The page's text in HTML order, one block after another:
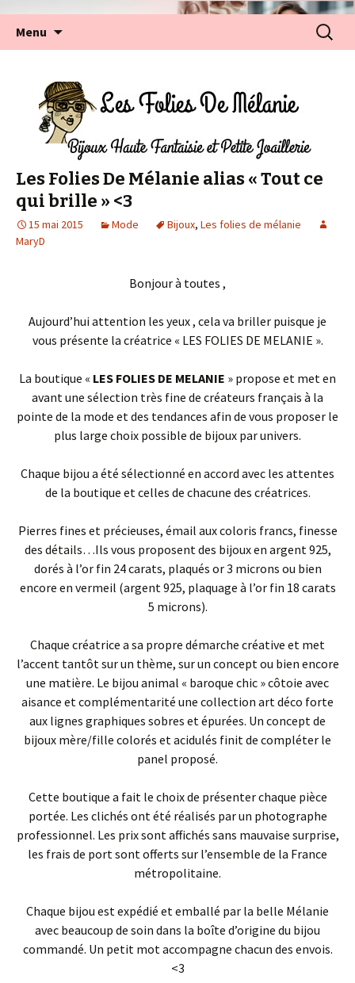
Menu
Les Folies De Mélanie alias « Tout ce
qui brille » <3
15 mai 2015 Mode Bijoux, Les folies de mélanie
MaryD
Bonjour à toutes ,
Aujourd’hui attention les yeux , cela va briller puisque je
vous présente la créatrice « LES FOLIES DE MELANIE ».
La boutique « LES FOLIES DE MELANIE » propose et met en
avant une sélection très fine de créateurs français à la
pointe de la mode et des tendances afin de vous proposer le
plus large choix possible de bijoux par univers.
Chaque bijou a été sélectionné en accord avec les attentes
de la boutique et celles de chacune des créatrices.
Pierres fines et précieuses, émail aux coloris francs, finesse
des détails…Ils vous proposent des bijoux en argent 925,
dorés à l’or fin 24 carats, plaqués or 3 microns ou bien
encore en vermeil (argent 925, plaquage à l’or fin 18 carats
5 microns).
Chaque créatrice a sa propre démarche créative et met
l’accent tantôt sur un thème, sur un concept ou bien encore
une matière. Le bijou animal « baroque chic » côtoie avec
aisance et complémentarité une collection art déco forte
aux lignes graphiques sobres et épurées. Un concept de
bijoux mère/fille colorés et acidulés finit de compléter le
panel proposé.
Cette boutique a fait le choix de présenter chaque pièce
portée. Les clichés ont été réalisés par un photographe
professionnel. Les prix sont affichés sans mauvaise surprise,
les frais de port sont offerts sur l’ensemble de la France
métropolitaine.
Chaque bijou est expédié et emballé par la belle Mélanie
avec beaucoup de soin dans la boîte d’origine du bijou
commandé. Un petit mot accompagne chacun des envois.
<3